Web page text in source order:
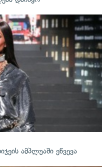
ამპლუაში ეწვევა